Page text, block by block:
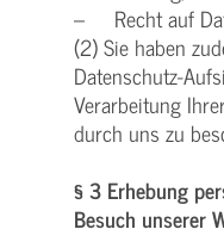
– Recht auf
(2) Sie haben
Datenschutz-
Verarbeitung
durch uns zu
§ 3 Erhebung
Besuch unserer